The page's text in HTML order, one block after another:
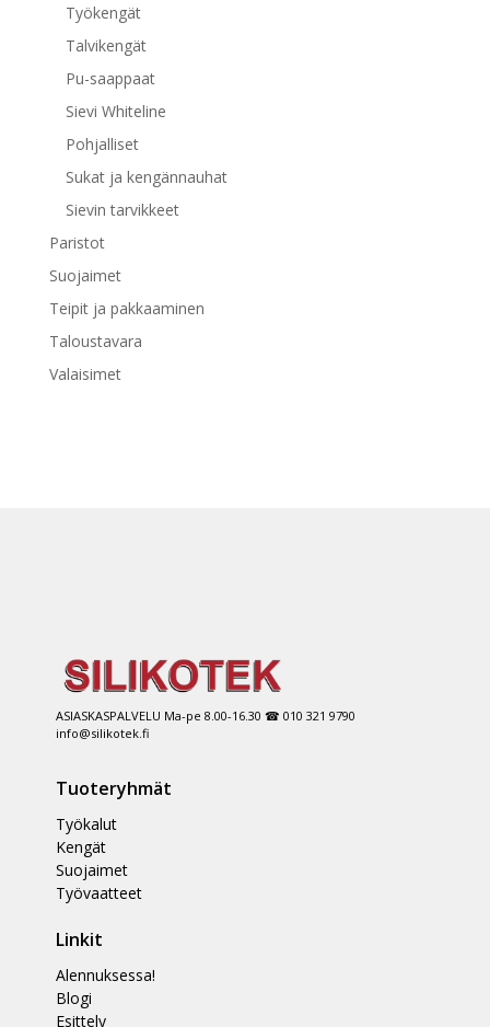
Työkengät
Talvikengät
Pu-saappaat
Sievi Whiteline
Pohjalliset
Sukat ja kengännauhat
Sievin tarvikkeet
Paristot
Suojaimet
Teipit ja pakkaaminen
Taloustavara
Valaisimet
ASIASKASPALVELU Ma-pe 8.00-16.30 ☎ 010 321 9790
info@silikotek.fi
Tuoteryhmät
Työkalut
Kengät
Suojaimet
Työvaatteet
Linkit
Alennuksessa!
Blogi
Esittely